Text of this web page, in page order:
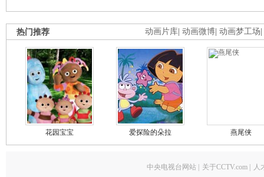
动画片库 动画微博 动画梦工场
热门推荐
花园宝宝 爱探险的朵拉 燕尾侠
中央电视台网站 关于CCTV.com 人